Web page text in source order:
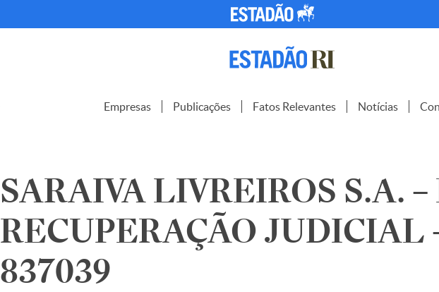
Empresas Publicações Fatos Relevantes Notícias
SARAIVA LIVREIROS S.A. –
RECUPERAÇÃO JUDICIAL
837039